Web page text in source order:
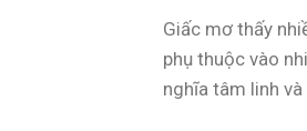
Giấc mơ thấy
phụ thuộc vào
nghĩa tâm linh